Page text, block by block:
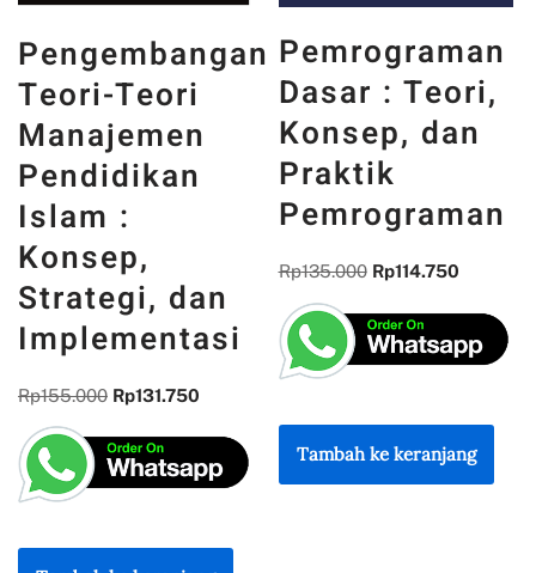
Pemrograman
Dasar : Teori,
Konsep, dan
Praktik
Pemrograman
Rp135.000 Rp114.750
PANCASILA
DAN WAJAH
INDONESIA :
MEMORI,
PENGALAMAN,
DAN
REFLEKSI
KEBANGSAAN
Rp300.000 Rp255.000